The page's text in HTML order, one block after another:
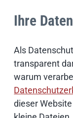
Ihre
Als
transparent
warum
dieser
IT Sicherheit
Cloud
Netze